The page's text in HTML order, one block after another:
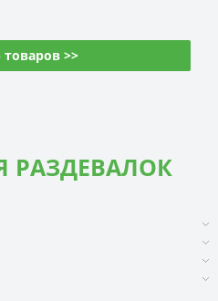
>>